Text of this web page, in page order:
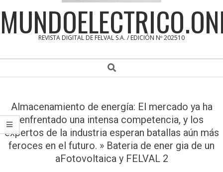
REVISTA DIGITAL DE FELVAL S.A. / EDICIÓN Nº 202510
Search
Almacenamiento de energía: El mercado ya ha
enfrentado una intensa competencia, y los
expertos de la industria esperan batallas aún más
feroces en el futuro. » Bateria de ener gia de un
aFotovoltaica y FELVAL 2